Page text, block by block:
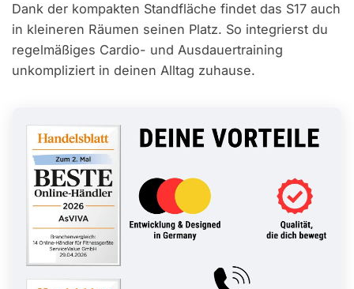
Dank der kompakten Standfläche findet das S17 auch
in kleineren Räumen seinen Platz. So integrierst du
regelmäßiges Cardio- und Ausdauertraining
unkompliziert in deinen Alltag zuhause.